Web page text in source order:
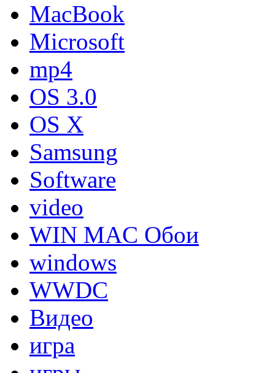
MacBook
Microsoft
mp4
OS 3.0
OS X
Samsung
Software
video
WIN MAC Обои
windows
WWDC
Видео
игра